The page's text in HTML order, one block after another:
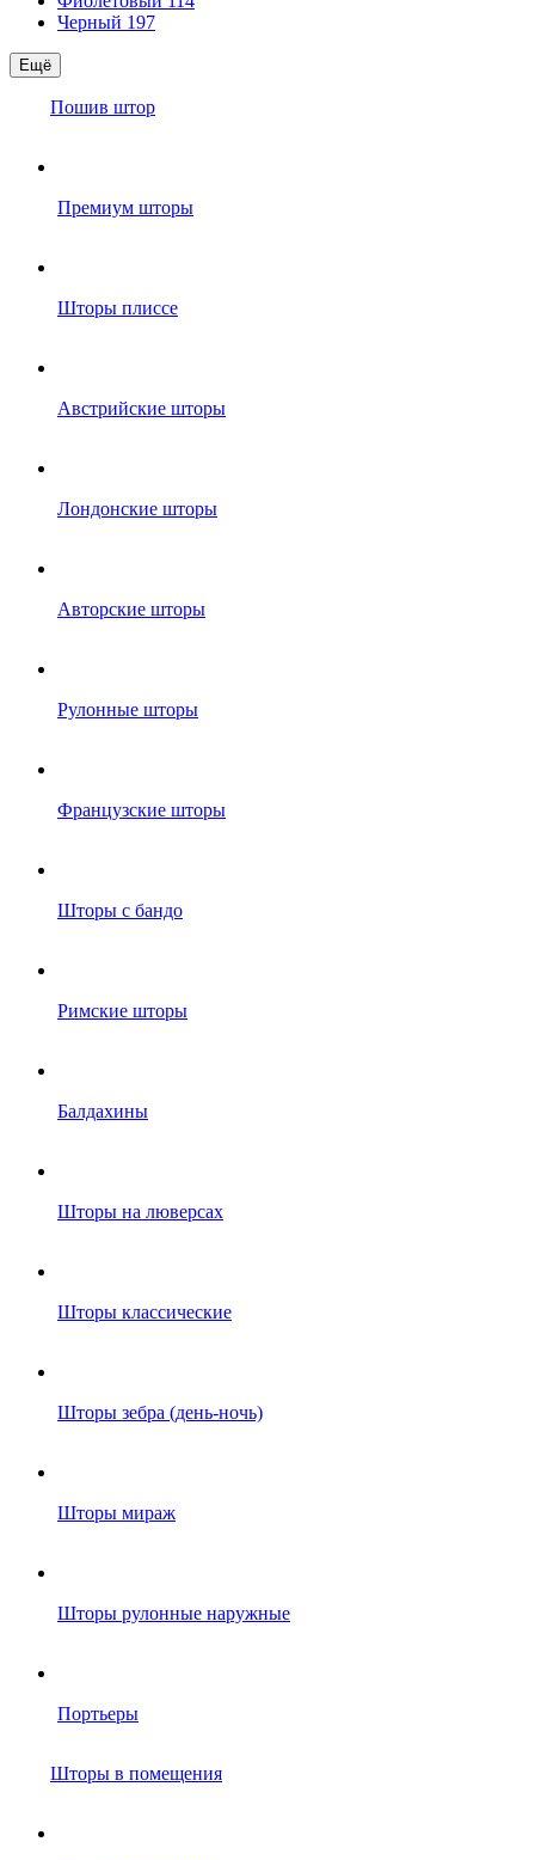
Черный 197
Ещё
Пошив штор
Премиум шторы
Шторы плиссе
Австрийские шторы
Лондонские шторы
Авторские шторы
Рулонные шторы
Французские шторы
Шторы с бандо
Римские шторы
Балдахины
Шторы на люверсах
Шторы классические
Шторы зебра (день-ночь)
Шторы мираж
Шторы рулонные наружные
Портьеры
Шторы в помещения